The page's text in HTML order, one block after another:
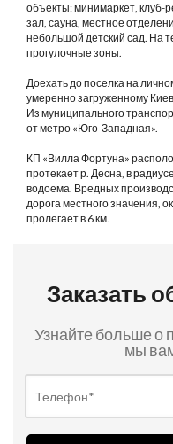
объекты: минимаркет, клуб-
зал, сауна, местное
небольшой детский сад. На
прогулочные зоны.
Доехать до поселка на
умеренно загруженному
Из муниципального
от метро «Юго-Западная».
КП «Вилла Фортуна»
протекает р. Десна, в
водоема. Вредных
дорога местного значения,
пролегает в 6 км.
Заказать
Узнайте больше о
мы